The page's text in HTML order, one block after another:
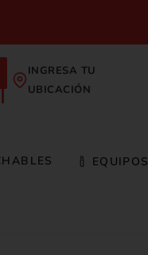
INGRESA TU
UBICACIÓN
EQUIPOS